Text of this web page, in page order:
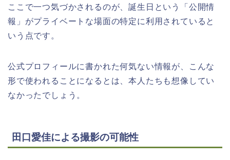
ここで一つ気づかされるのが、誕生日という「公開情
報」がプライベートな場面の特定に利用されていると
いう点です。
公式プロフィールに書かれた何気ない情報が、こんな
形で使われることになるとは、本人たちも想像してい
なかったでしょう。
田口愛佳による撮影の可能性